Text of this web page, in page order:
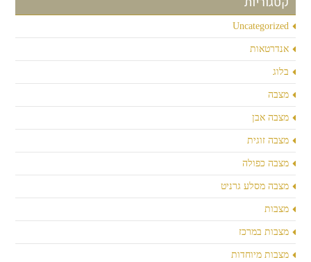
Uncategorized
אנדרטאות
בלוג
מצבה
מצבה אבן
מצבה זוגית
מצבה כפולה
מצבה מסלע גרניט
מצבות
מצבות במרכז
מצבות מיוחדות